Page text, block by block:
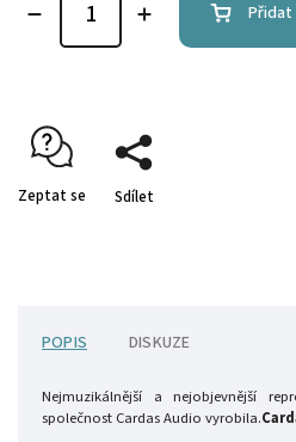
Přidat
Zeptat se Sdílet
POPIS DISKUZE
Nejmuzikálnější a nejobjevnější
společnost Cardas Audio vyrobila.